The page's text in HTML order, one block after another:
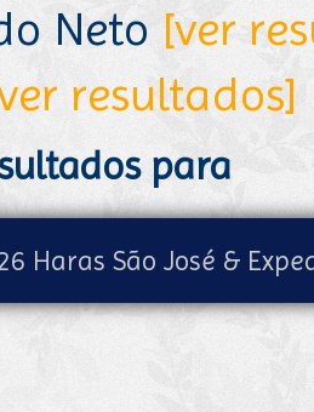
Neto [ver
resultados]
para
Haras São José &